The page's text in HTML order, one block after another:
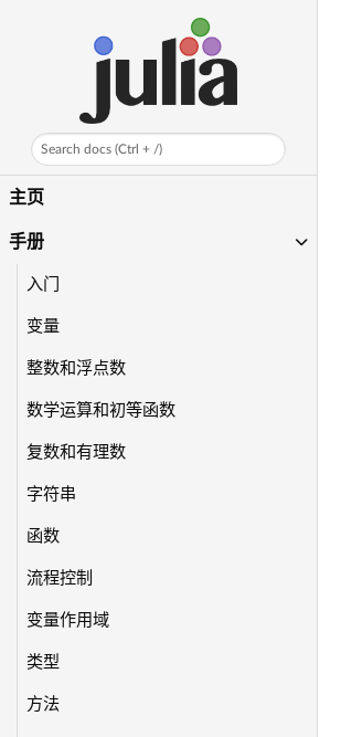
Search docs (Ctrl + /)
主页
手册
入门
变量
整数和浮点数
数学运算和初等函数
复数和有理数
字符串
函数
流程控制
变量作用域
类型
方法